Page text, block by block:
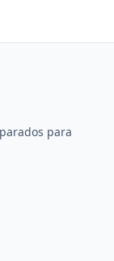
para